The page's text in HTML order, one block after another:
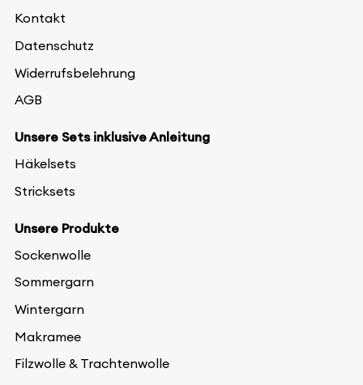
Kontakt
Datenschutz
Widerrufsbelehrung
AGB
Unsere Sets inklusive Anleitung
Häkelsets
Stricksets
Unsere Produkte
Sockenwolle
Sommergarn
Wintergarn
Makramee
Filzwolle & Trachtenwolle